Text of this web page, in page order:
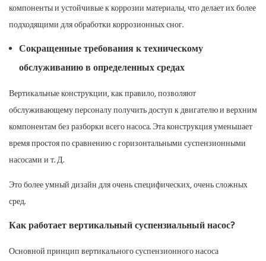
компоненты и устойчивые к коррозии материалы, что делает их более
подходящими для обработки коррозионных сног.
Сокращенные требования к техническому
обслуживанию в определенных средах
Вертикальные конструкции, как правило, позволяют
обслуживающему персоналу получить доступ к двигателю и верхним
компонентам без разборки всего насоса. Эта конструкция уменьшает
время простоя по сравнению с горизонтальными суспензионными
насосами и т. Д.
Это более умный дизайн для очень специфических, очень сложных
сред.
Как работает вертикальный суспензиальный насос?
Основной принцип вертикального суспензионного насоса